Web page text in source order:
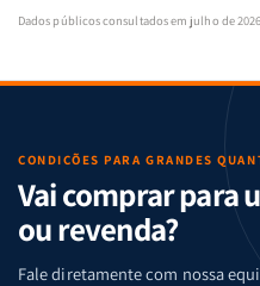
Dados públicos consultados em julho de
CONDIÇÕES PARA GRANDES
Vai comprar para
ou revenda?
Fale diretamente com nossa